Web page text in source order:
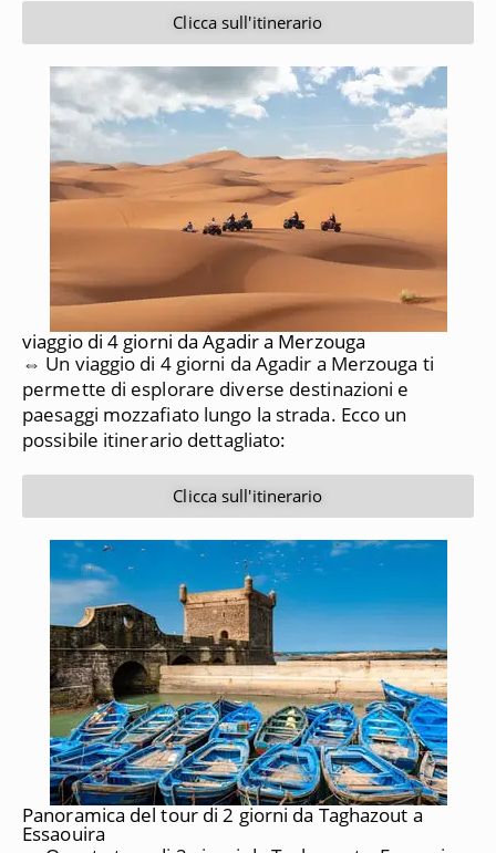
Clicca sull'itinerario
viaggio di 4 giorni da Agadir a Merzouga
⇔ Un viaggio di 4 giorni da Agadir a Merzouga ti
permette di esplorare diverse destinazioni e
paesaggi mozzafiato lungo la strada. Ecco un
possibile itinerario dettagliato:
Clicca sull'itinerario
Panoramica del tour di 2 giorni da Taghazout a
Essaouira